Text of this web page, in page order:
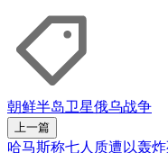
朝鲜半岛卫星俄乌战争
上一篇
哈马斯称七人质遭以轰